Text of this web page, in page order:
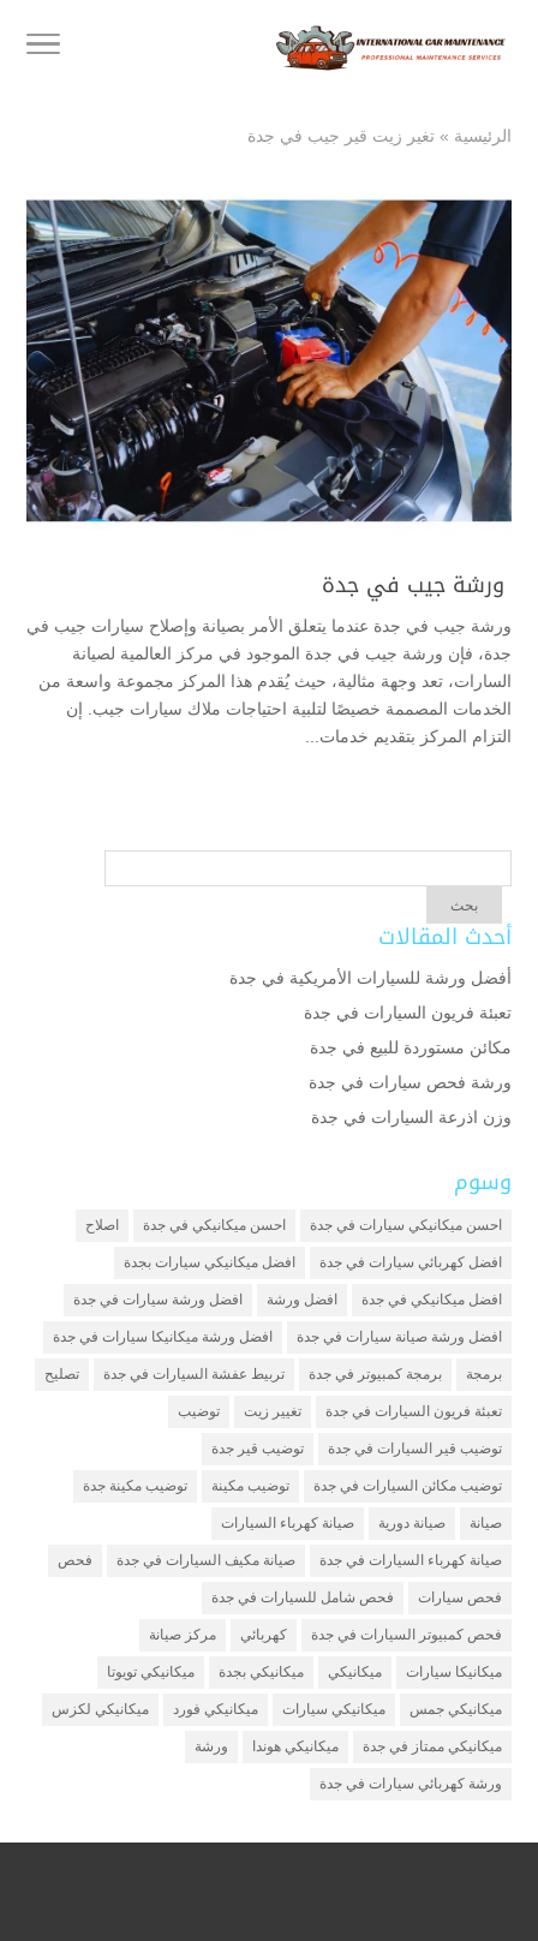
الرئيسية » تغير زيت قير جيب في جدة
ورشة جيب في جدة
ورشة جيب في جدة عندما يتعلق الأمر بصيانة وإصلاح سيارات جيب في
جدة، فإن ورشة جيب في جدة الموجود في مركز العالمية لصيانة
السارات، تعد وجهة مثالية، حيث يُقدم هذا المركز مجموعة واسعة من
الخدمات المصممة خصيصًا لتلبية احتياجات ملاك سيارات جيب. إن
التزام المركز بتقديم خدمات...
أحدث المقالات
أفضل ورشة للسيارات الأمريكية في جدة
تعبئة فريون السيارات في جدة
مكائن مستوردة للبيع في جدة
ورشة فحص سيارات في جدة
وزن اذرعة السيارات في جدة
وسوم
احسن ميكانيكي سيارات في جدة احسن ميكانيكي في جدة اصلاح
افضل كهربائي سيارات في جدة افضل ميكانيكي سيارات بجدة
افضل ميكانيكي في جدة افضل ورشة افضل ورشة سيارات في جدة
افضل ورشة صيانة سيارات في جدة افضل ورشة ميكانيكا سيارات في جدة
برمجة برمجة كمبيوتر في جدة تربيط عفشة السيارات في جدة تصليح
تعبئة فريون السيارات في جدة تغيير زيت توضيب
توضيب قير السيارات في جدة توضيب قير جدة
توضيب مكائن السيارات في جدة توضيب مكينة توضيب مكينة جدة
صيانة صيانة دورية صيانة كهرباء السيارات
صيانة كهرباء السيارات في جدة صيانة مكيف السيارات في جدة فحص
فحص سيارات فحص شامل للسيارات في جدة
فحص كمبيوتر السيارات في جدة كهربائي مركز صيانة
ميكانيكا سيارات ميكانيكي ميكانيكي بجدة ميكانيكي تويوتا
ميكانيكي جمس ميكانيكي سيارات ميكانيكي فورد ميكانيكي لكزس
ميكانيكي ممتاز في جدة ميكانيكي هوندا ورشة
ورشة كهربائي سيارات في جدة